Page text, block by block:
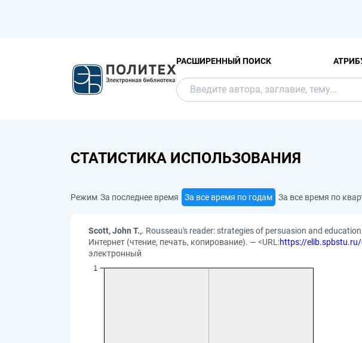
РАСШИРЕННЫЙ ПОИСК
СТАТИСТИКА ИСПОЛЬЗОВАНИЯ
Режим За последнее время За все время по годам За все время по
Scott, John T.,. Rousseau's reader: strategies of persuasion and
Интернет (чтение, печать, копирование). — <URL:https://
электронный